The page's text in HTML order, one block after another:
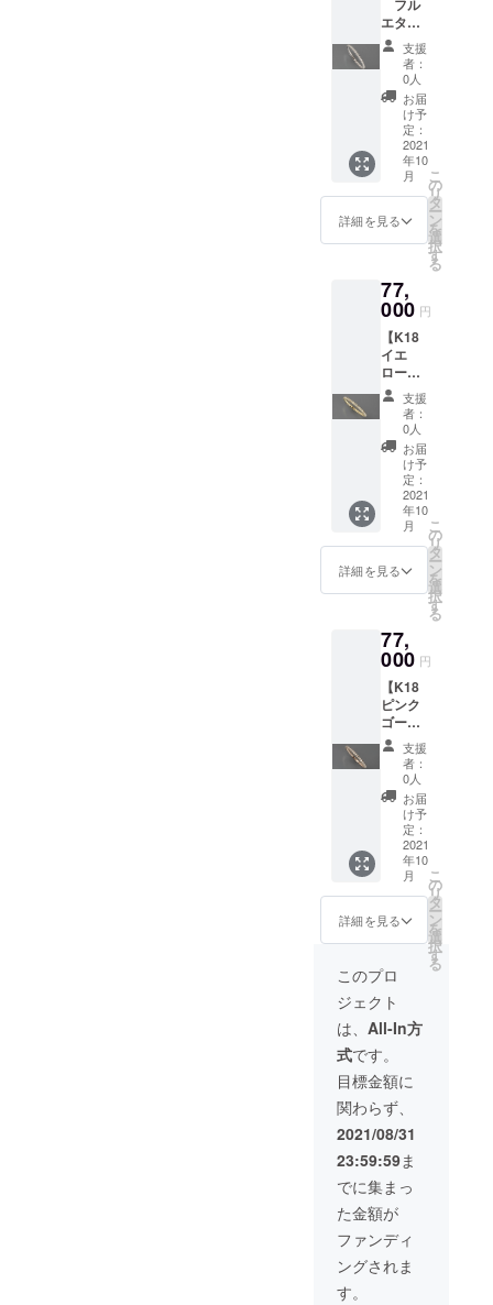
販売。
天然
石：ブ
ルート
パーズ
カッ
ト：バ
フトッ
プ サイ
ズ：4.5
ｍｍ ＊
こちら
の商品
れて日
本郵便
のク
リック
ポスト
にて発
送いた
しま
す。
るもの
です。
グ
レード
などを
調べる
もので
はない
のでご
注意く
ださ
い。
フル
エタニ
ティー
リン
グ】 ・
純度が
高くて
も硬く
なるよ
うに
ハード
プラチ
ナを使
用した
フルエ
ティー
リング
になり
ます。
リング
などの
素材の
強度が
求めら
れる
ジュエ
リーに
重宝さ
れてい
る素材
です。
フルエ
ダイヤ
モンド
のリン
グのた
め、サ
イズに
よって
リング
の腕・
高さ・
幅・石
の数が
異なり
ます。
サイズ
表を参
考にご
い。 今
ングに
使用す
るダイ
ヤモン
ドは
トータ
ル
0.20ctU
用サイ
ズ
1.0mm-
1.1mm
・カ
ラー
H up ・
支援
者：
0人
お届
け予
定：
2021
年10
月
詳細を見る
こ
の
リ
タ
ー
ン
を
選
択
す
る
77,
000 円
【K18
イエ
ロー
ゴール
ド フ
ルエタ
ニ
ティー
リン
グ】 フ
ルエタ
ティー
は全周
ダイヤ
モンド
グのた
め、サ
イズに
よって
リング
の腕・
高さ・
幅・石
の数が
異なり
ます。
サイズ
表を参
考にご
確認く
ださ
い。 今
使用す
るダイ
ヤモン
ドは
トータ
ル
0.20ctU
P ・使
用サイ
ズ
1.0mm-
1.1mm
・カ
ラー
H up ・
クラリ
ティ―
SI up ・
支援
者：
0人
お届
け予
定：
2021
年10
月
詳細を見る
こ
の
リ
タ
ー
ン
を
選
択
す
る
77,
000 円
【K18
ピンク
ゴール
ド フ
ルエタ
ティー
リン
グ】 フ
ルエタ
ティー
は全周
ダイヤ
モンド
のリン
グのた
め、サ
イズに
よって
リング
の腕・
高さ・
幅・石
の数が
異なり
ます。
サイズ
表を参
考にご
確認く
ださ
い。 今
回のリ
支援
者：
0人
お届
け予
定：
2021
年10
月
詳細を見る
こ
の
リ
タ
ー
ン
を
選
択
す
る
このプロ
ジェクト
は、 All-In方
式です。
目標金額に
関わらず、
2021/08/31
23:59:59ま
でに集まっ
た金額が
ファンディ
ングされま
す。